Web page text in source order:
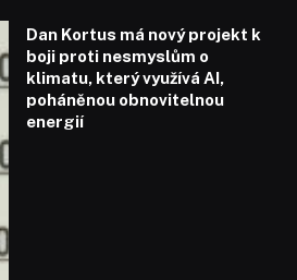
Dan Kortus má nový projekt k
boji proti nesmyslům o
klimatu, který využívá AI,
poháněnou obnovitelnou
energií